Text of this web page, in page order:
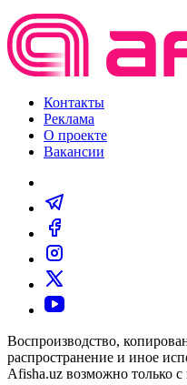
Контакты
Реклама
О проекте
Вакансии
Воспроизводство,
распространение и иное
Afisha.uz возможно только